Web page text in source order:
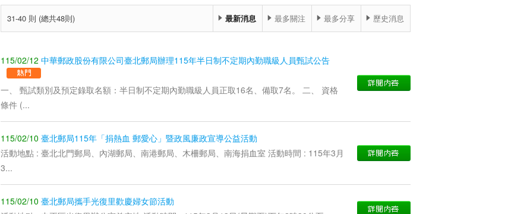
31-40 則 (總共48則) 最新消息 最多關注 最多分享 歷史消息
115/02/12 中華郵政股份有限公司臺北郵局辦理115年半日制不定期內勤職級人員甄試公告
一、 甄試類別及預定錄取名額：半日制不定期內勤職級人員正取16名、備取7名。 二、 資格
條件 (...
115/02/10 臺北郵局115年「捐熱血 郵愛心」暨政風廉政宣導公益活動
活動地點 : 臺北北門郵局、內湖郵局、南港郵局、木柵郵局、南海捐血室 活動時間 : 115年3月
3...
115/02/10 臺北郵局攜手光復里歡慶婦女節活動